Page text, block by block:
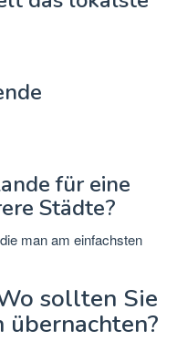
für eine
Städte?
man am einfachsten
sollten Sie